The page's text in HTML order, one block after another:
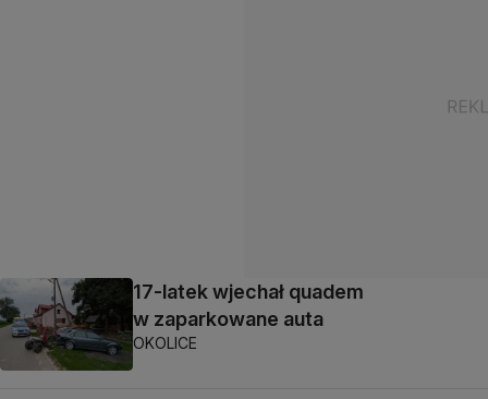
17-latek wjechał quadem
w zaparkowane auta
OKOLICE